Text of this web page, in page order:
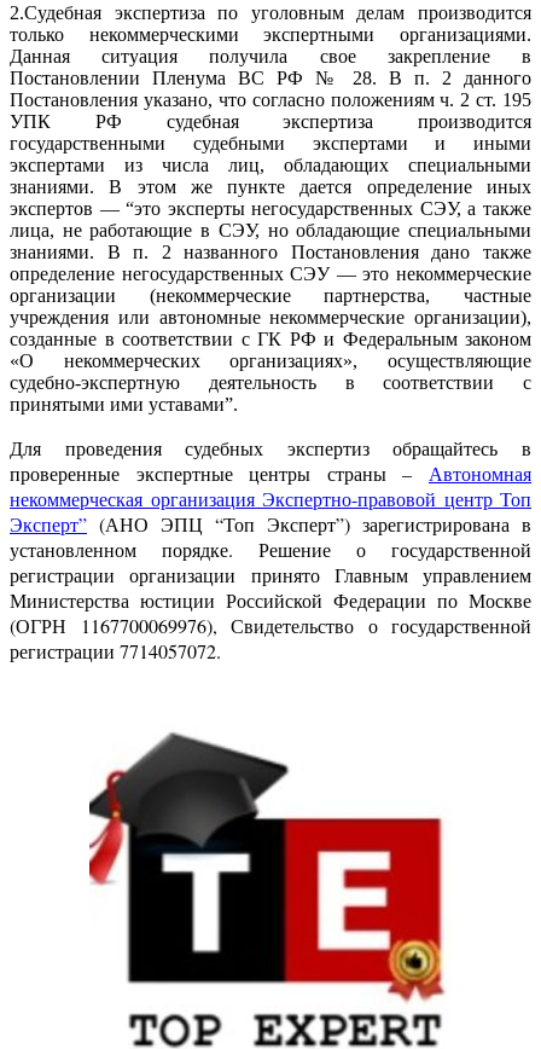
2.Судебная экспертиза по уголовным делам производится
только некоммерческими экспертными организациями.
Данная ситуация получила свое закрепление в
Постановлении Пленума ВС РФ № 28. В п. 2 данного
Постановления указано, что согласно положениям ч. 2 ст. 195
УПК РФ судебная экспертиза производится
государственными судебными экспертами и иными
экспертами из числа лиц, обладающих специальными
знаниями. В этом же пункте дается определение иных
экспертов — “это эксперты негосударственных СЭУ, а также
лица, не работающие в СЭУ, но обладающие специальными
знаниями. В п. 2 названного Постановления дано также
определение негосударственных СЭУ — это некоммерческие
организации (некоммерческие партнерства, частные
учреждения или автономные некоммерческие организации),
созданные в соответствии с ГК РФ и Федеральным законом
«О некоммерческих организациях», осуществляющие
судебно-экспертную деятельность в соответствии с
принятыми ими уставами”.
Для проведения судебных экспертиз обращайтесь в
проверенные экспертные центры страны – Автономная
некоммерческая организация Экспертно-правовой центр Топ
Эксперт” (АНО ЭПЦ “Топ Эксперт”) зарегистрирована в
установленном порядке. Решение о государственной
регистрации организации принято Главным управлением
Министерства юстиции Российской Федерации по Москве
(ОГРН 1167700069976), Свидетельство о государственной
регистрации 7714057072.